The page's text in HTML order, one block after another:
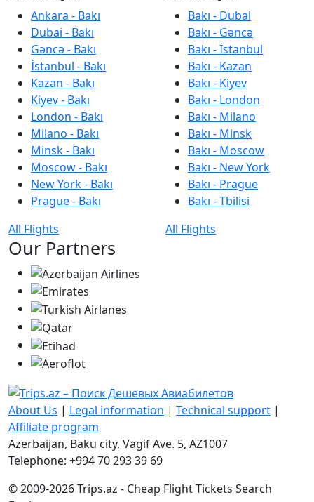
Ankara - Bakı
Dubai - Bakı
Gəncə - Bakı
İstanbul - Bakı
Kazan - Bakı
Kiyev - Bakı
London - Bakı
Milano - Bakı
Minsk - Bakı
Moscow - Bakı
New York - Bakı
Prague - Bakı
All Flights
Bakı - Dubai
Bakı - Gəncə
Bakı - İstanbul
Bakı - Kazan
Bakı - Kiyev
Bakı - London
Bakı - Milano
Bakı - Minsk
Bakı - Moscow
Bakı - New York
Bakı - Prague
Bakı - Tbilisi
All Flights
Our Partners
About Us | Legal information | Technical support |
Affiliate program
Azerbaijan, Baku city, Vagif Ave. 5, AZ1007
Telephone: +994 70 293 39 69
© 2009-2026 Trips.az - Cheap Flight Tickets Search